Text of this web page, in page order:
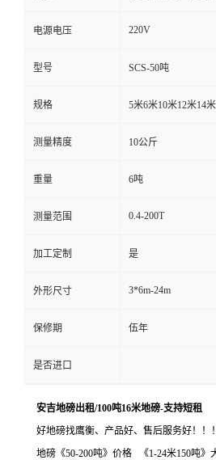
电源电压 220V
型号 SCS-50吨
规格 5米6米10米12米14
测量精度 10公斤
重量 6吨
测量范围 0.4-200T
加工定制 是
外形尺寸 3*6m-24m
保修期 伍年
是否进口
安吉地磅出租/100吨16米地磅-支持短租
好地磅找鹰衡、产品好、售后服务好！！！
地磅《50-200吨》价格 《1-24米150吨》